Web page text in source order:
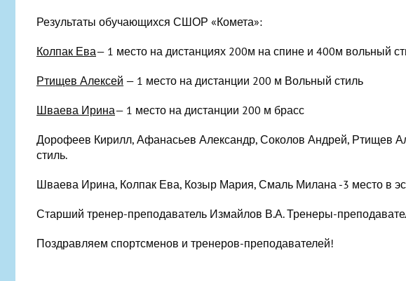
Результаты обучающихся СШОР «Комета»:
Колпак Ева— 1 место на дистанциях 200м на спине и 400м вольный
Ртищев Алексей — 1 место на дистанции 200 м Вольный стиль
Шваева Ирина— 1 место на дистанции 200 м брасс
Дорофеев Кирилл, Афанасьев Александр, Соколов Андрей, Ртищев
стиль.
Шваева Ирина, Колпак Ева, Козыр Мария, Смаль Милана -3 место в
Старший тренер-преподаватель Измайлов В.А. Тренеры-
Поздравляем спортсменов и тренеров-преподавателей!